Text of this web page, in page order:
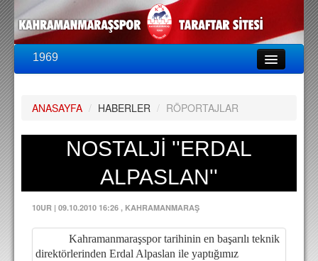
1969
PUAN DURUMU
FİKSTÜR
A TAKIM KADROSU
TEKNİK KADRO
TRANSFERLER
ANASAYFA / HABERLER / RÖPORTAJLAR
NOSTALJİ ''ERDAL
ALPASLAN''
10UR | 09.10.2010 16:26 , KAHRAMANMARAŞ
Kahramanmaraşspor tarihinin en başarılı teknik
direktörlerinden Erdal Alpaslan ile yaptığımız